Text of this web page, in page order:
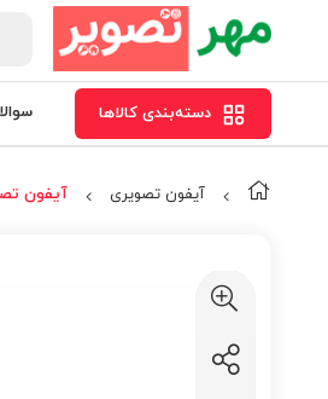
دسته‌بندی کالاها
آیفون تصویری آیفون